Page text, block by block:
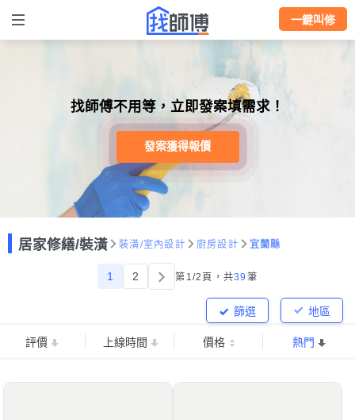
一鍵叫修
找師傅不用等，立即發案填需求！
發案獲得報價
居家修繕/裝潢 裝潢/室內設計 廚房設計 宜蘭縣
1 2 第1/2頁， 共39 筆
地區
篩選
評價 上線時間 價格 熱門